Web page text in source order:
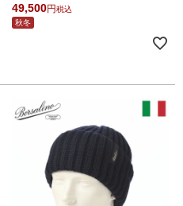
49,500
税込
秋冬